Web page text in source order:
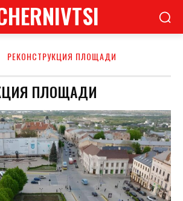
РЕКОНСТРУКЦИЯ ПЛОЩАДИ
ПЛОЩАДИ